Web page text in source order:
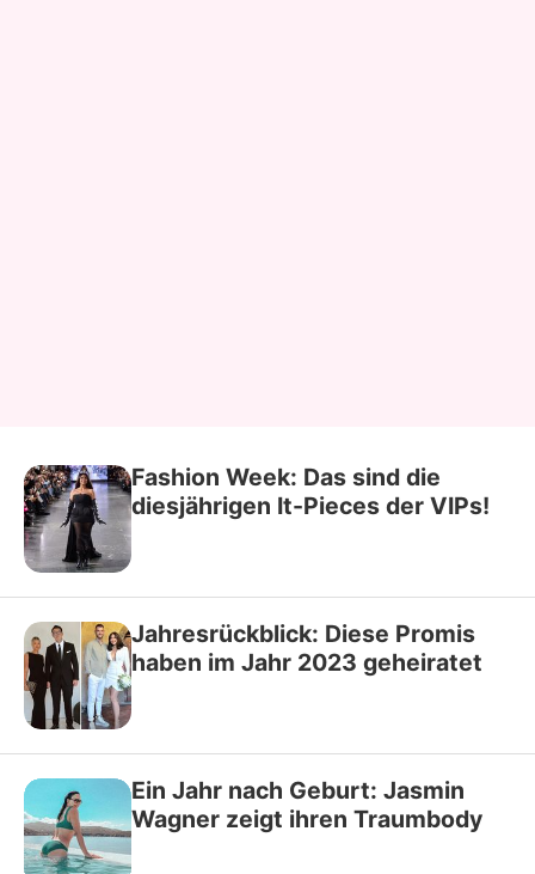
Fashion Week: Das sind die
diesjährigen It-Pieces der VIPs!
Jahresrückblick: Diese Promis
haben im Jahr 2023 geheiratet
Ein Jahr nach Geburt: Jasmin
Wagner zeigt ihren Traumbody